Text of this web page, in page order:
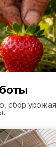
сбор урожая,